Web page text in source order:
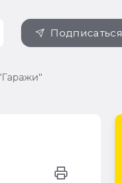
Подписаться